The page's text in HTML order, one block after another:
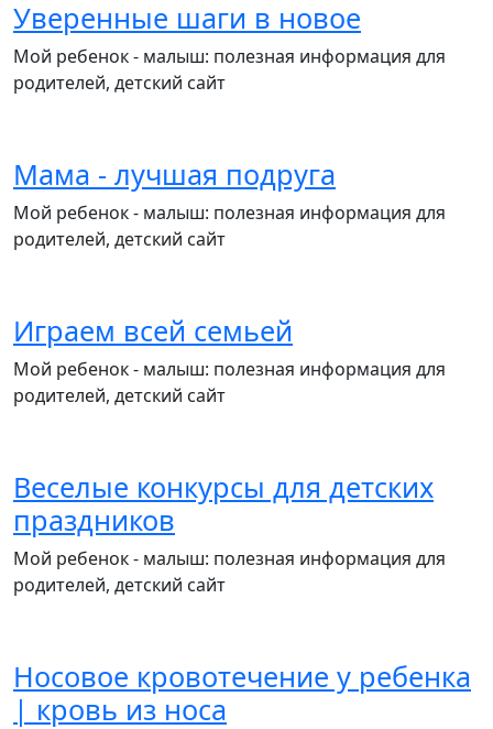
Уверенные шаги в новое
Мой ребенок - малыш: полезная информация для
родителей, детский сайт
Мама - лучшая подруга
Мой ребенок - малыш: полезная информация для
родителей, детский сайт
Играем всей семьей
Мой ребенок - малыш: полезная информация для
родителей, детский сайт
Веселые конкурсы для детских
праздников
Мой ребенок - малыш: полезная информация для
родителей, детский сайт
Носовое кровотечение у ребенка
| кровь из носа